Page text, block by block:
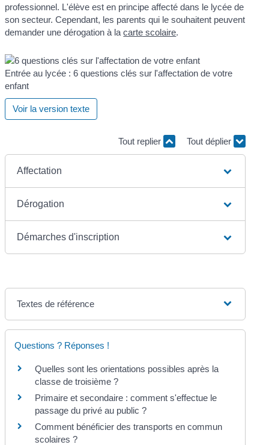
professionnel. L'élève est en principe affecté dans le lycée de
son secteur. Cependant, les parents qui le souhaitent peuvent
demander une dérogation à lacarte scolaire.
Entrée au lycée : 6 questions clés sur l'affectation de votre
enfant
Voir la version texte
Tout replier Tout déplier
Affectation
Dérogation
Démarches d'inscription
Textes de référence
Questions ? Réponses !
Quelles sont les orientations possibles après la
classe de troisième ?
Primaire et secondaire : comment s'effectue le
passage du privé au public ?
Comment bénéficier des transports en commun
scolaires ?